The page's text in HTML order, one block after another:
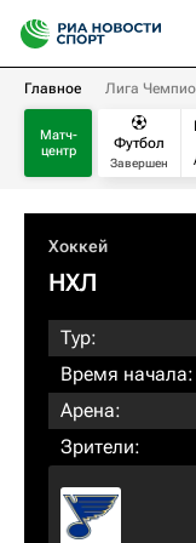
Главное Лига
Матч-
центр
Футбол
Завершен
Хоккей
НХЛ
Тур:
Время начала:
Арена:
Зрители: